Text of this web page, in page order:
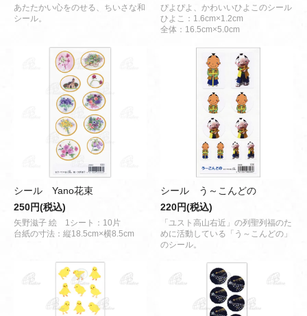
あたたかい心をのせる、ちいさな和
シール。
ぴよぴよ、かわいいひよこのシール
ひよこ：1.6cm×1.2cm
全体：16.5cm×5.0cm
シール Yano花束
250円(税込)
矢野滋子 絵 1シート：10片
台紙の寸法：縦18.5cm×横8.5cm
シール う～こんどの
220円(税込)
「ユスト高山右近」の列聖列福のた
めに活動している「う～こんどの」
のシール。